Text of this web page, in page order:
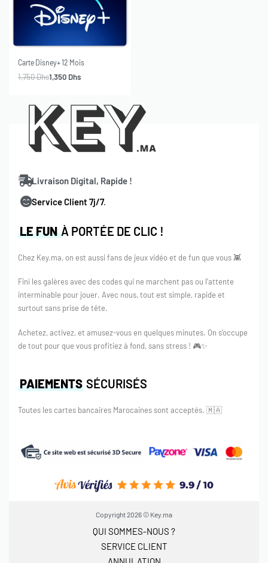
Carte Disney+ 12 Mois
1,750Dhs1,350 Dhs
LE FUNÀ PORTÉE DE CLIC !
Chez Key.ma, on est aussi fans de jeux vidéo et de fun que vous 👾
Fini les galères avec des codes qui ne marchent pas ou l’attente
interminable pour jouer. Avec nous, tout est simple, rapide et
surtout sans prise de tête.
Achetez, activez, et amusez-vous en quelques minutes. On s’occupe
de tout pour que vous profitiez à fond, sans stress ! 🎮✨
Livraison Digital, Rapide !
Service Client 7j/7.
PAIEMENTS SÉCURISÉS
Toutes les cartes bancaires Marocaines sont acceptés. 🇲🇦
Copyright 2026 © Key.ma
QUI SOMMES-NOUS ?
SERVICE CLIENT